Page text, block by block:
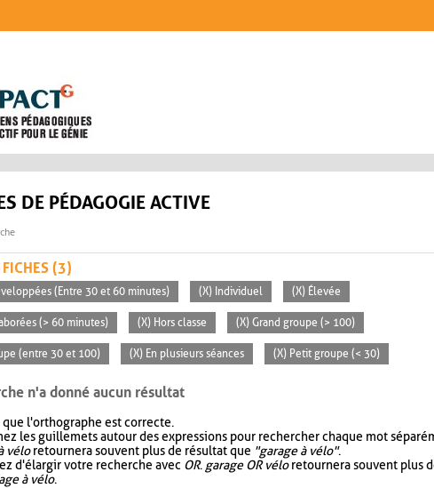
DE PÉDAGOGIE ACTIVE
FICHES (3)
(Entre 30 et 60 minutes) (X) Individuel (X) Élevée
(> 60 minutes) (X) Hors classe (X) Grand groupe (> 100)
(entre 30 et 100) (X) En plusieurs séances (X) Petit groupe (< 30)
n'a donné aucun résultat
l'orthographe est correcte.
les guillemets autour des expressions pour rechercher chaque mot
véloretournera souvent plus de résultat que "garage à vélo".
d'élargir votre recherche avec OR. garage OR véloretournera souvent plus
à vélo.